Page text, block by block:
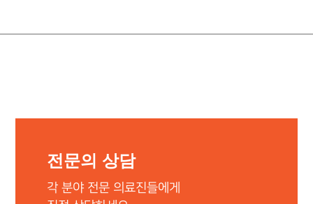
전문의 상담
각 분야 전문 의료진들에게